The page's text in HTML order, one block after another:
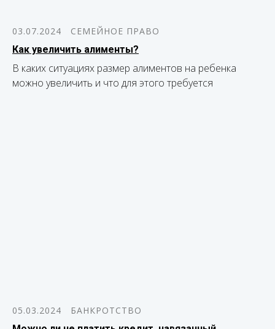
03.07.2024
СЕМЕЙНОЕ ПРАВО
Как увеличить алименты?
В каких ситуациях размер алиментов на ребенка
можно увеличить и что для этого требуется
05.03.2024
БАНКРОТСТВО